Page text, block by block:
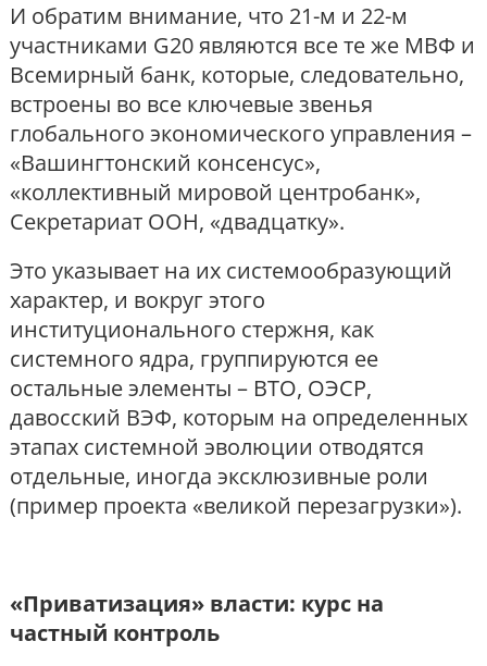
И обратим внимание, что 21-м и 22-м
участниками G20 являются все те же МВФ и
Всемирный банк, которые, следовательно,
встроены во все ключевые звенья
глобального экономического управления –
«Вашингтонский консенсус»,
«коллективный мировой центробанк»,
Секретариат ООН, «двадцатку».
Это указывает на их системообразующий
характер, и вокруг этого
институционального стержня, как
системного ядра, группируются ее
остальные элементы – ВТО, ОЭСР,
давосский ВЭФ, которым на определенных
этапах системной эволюции отводятся
отдельные, иногда эксклюзивные роли
(пример проекта «великой перезагрузки»).
«Приватизация» власти: курс на
частный контроль